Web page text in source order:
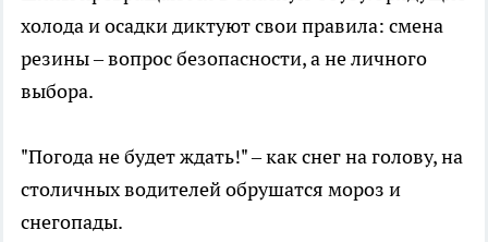
холода и осадки диктуют свои правила: смена
резины – вопрос безопасности, а не личного
выбора.
"Погода не будет ждать!" – как снег на голову, на
столичных водителей обрушатся мороз и
снегопады.